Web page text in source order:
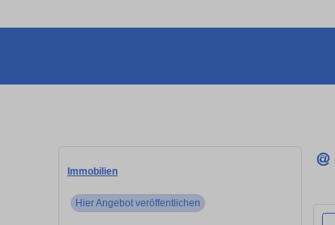
Immobilien
Hier Angebot veröffentlichen